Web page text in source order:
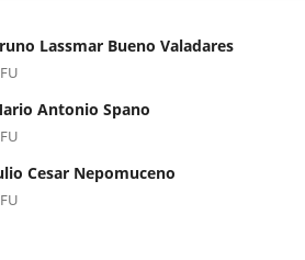
Lassmar Bueno Valadares
Antonio Spano
Cesar Nepomuceno